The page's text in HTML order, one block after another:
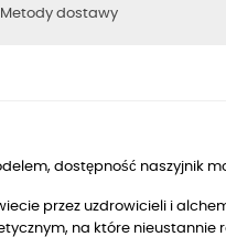
Metody dostawy
dostępność naszyjnik
przez uzdrowicieli i
na które nieustannie